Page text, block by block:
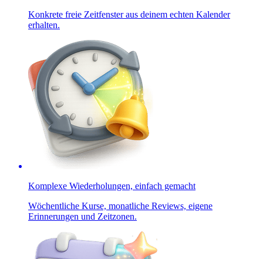
Konkrete freie Zeitfenster aus deinem echten Kalender
erhalten.
Komplexe Wiederholungen, einfach gemacht
Wöchentliche Kurse, monatliche Reviews, eigene
Erinnerungen und Zeitzonen.